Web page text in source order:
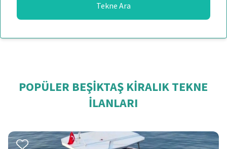
Tekne Ara
POPÜLER BEŞIKTAŞ KIRALIK TEKNE
İLANLARI